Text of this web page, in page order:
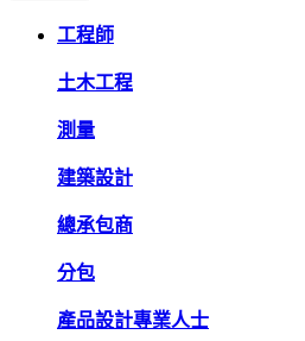
工程師
土木工程
測量
建築設計
總承包商
分包
產品設計專業人士